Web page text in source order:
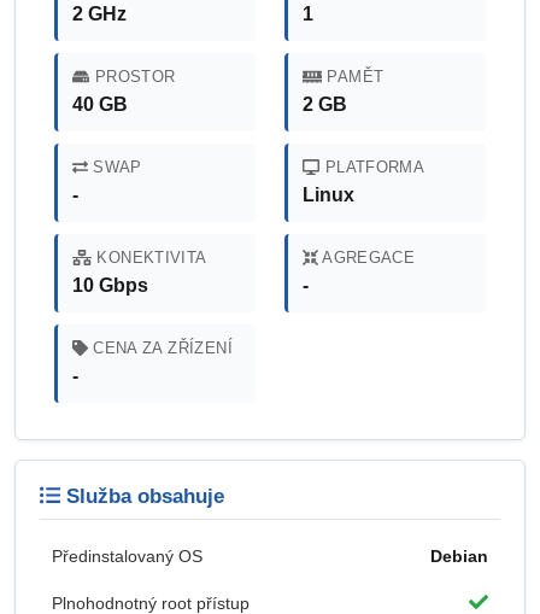
2 GHz 1
PROSTOR
40 GB
PAMĚT
2 GB
SWAP
-
PLATFORMA
Linux
KONEKTIVITA
10 Gbps
AGREGACE
-
CENA ZA ZŘÍZENÍ
-
Služba obsahuje
Předinstalovaný OS Debian
Plnohodnotný root přístup